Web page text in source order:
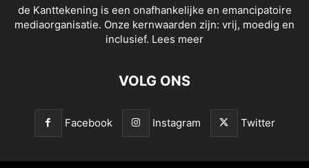
de Kanttekening is een onafhankelijke en emancipatoire
mediaorganisatie. Onze kernwaarden zijn: vrij, moedig en
inclusief. Lees meer
VOLG ONS
Facebook Instagram Twitter